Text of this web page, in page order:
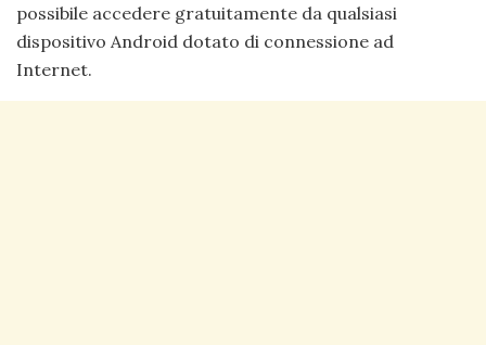
possibile accedere gratuitamente da qualsiasi
dispositivo Android dotato di connessione ad
Internet.